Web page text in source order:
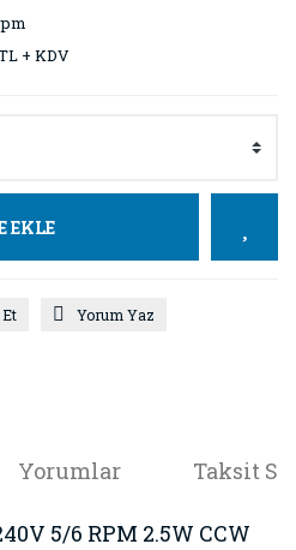
+ KDV
EKLE
Yorum Yaz
Yorumlar Taksit
5/6 RPM 2.5W CCW